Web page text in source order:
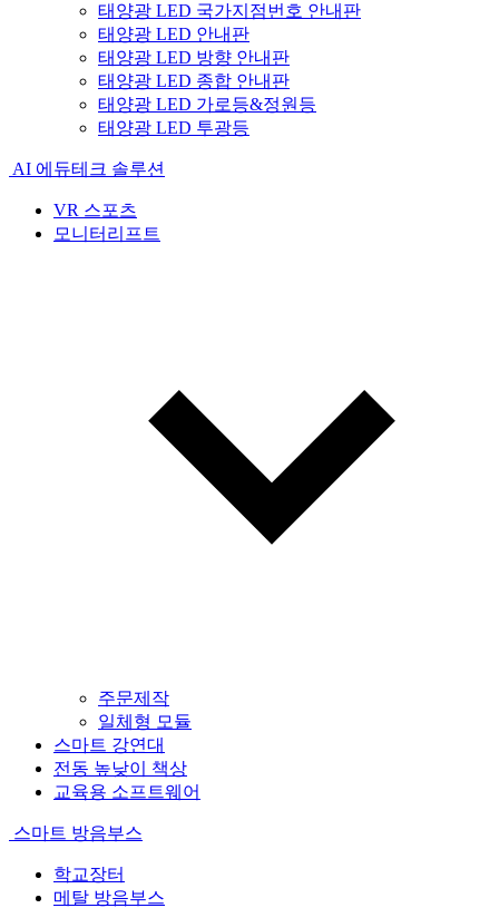
태양광 LED 국가지점번호 안내판
태양광 LED 안내판
태양광 LED 방향 안내판
태양광 LED 종합 안내판
태양광 LED 가로등&정원등
태양광 LED 투광등
AI 에듀테크 솔루션
VR 스포츠
모니터리프트
주문제작
일체형 모듈
스마트 강연대
전동 높낮이 책상
교육용 소프트웨어
스마트 방음부스
학교장터
메탈 방음부스